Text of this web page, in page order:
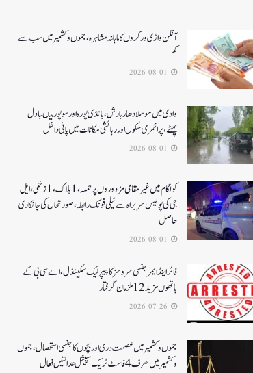
آنگن واڑی ورکروں کا ماہانہ مشاہرہ، جموں و کشمیر میں سب سے
کم
وادی میں موسلادھار بارش،بانڈی پورہ اور سوپور میںبادل
پھٹے، پرائمری سکول اور رہائشی مکانات میں پانی داخل
کولگام میں غیر مقامی مزدوروں پر حملہ،1ہلاک،1زخمی،ایل
جی کی پولیس سربراہ سے ٹیلی فونک رابطہ، صورتحال کی جانکاری
حاصل
فائر اینڈ ایمرجنسی سروسز کا پیپر لیک سکینڈل،اے سی بی کے
ہاتھوں مزید 12 ملزمان گرفتار
جموں و کشمیر میں عصمت دری اور بچوں کا جنسی استحصال،جموں
و کشمیر میں صرف 4 فاسٹ ٹریک سپیشل عدالتیں فعال